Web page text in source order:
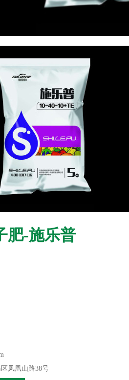
肥-施乐普
凤凰山路38号